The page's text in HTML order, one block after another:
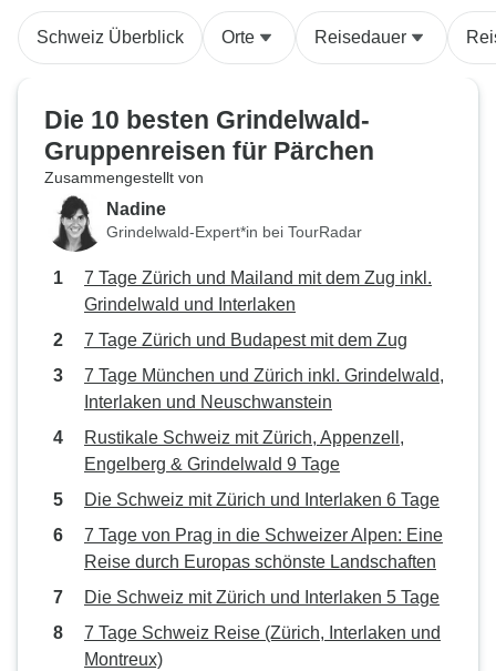
Schweiz Überblick Orte Reisedauer
Die 10 besten Grindelwald-
Gruppenreisen für Pärchen
Zusammengestellt von
Nadine
Grindelwald-Expert*in bei TourRadar
7 Tage Zürich und Mailand mit dem Zug inkl.
Grindelwald und Interlaken
7 Tage Zürich und Budapest mit dem Zug
7 Tage München und Zürich inkl. Grindelwald,
Interlaken und Neuschwanstein
Rustikale Schweiz mit Zürich, Appenzell,
Engelberg & Grindelwald 9 Tage
Die Schweiz mit Zürich und Interlaken 6 Tage
7 Tage von Prag in die Schweizer Alpen: Eine
Reise durch Europas schönste Landschaften
Die Schweiz mit Zürich und Interlaken 5 Tage
7 Tage Schweiz Reise (Zürich, Interlaken und
Montreux)